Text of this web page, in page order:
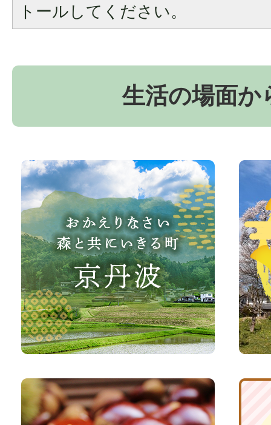
トールしてください。
生活の場面か
お
か
え
り
な
さ
い、
森
共
に
京
波
町
観
光
サ
イ
ふ
る
京